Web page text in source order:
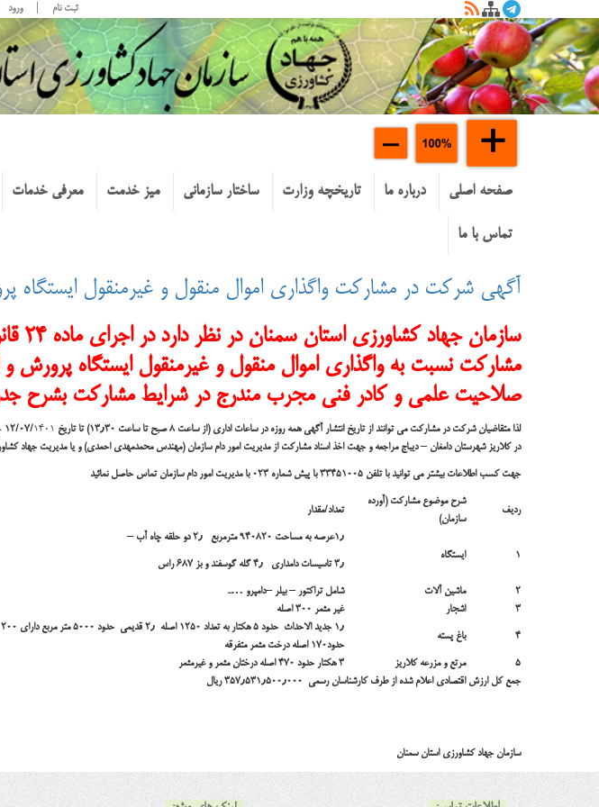
ثبت نام ورود
صفحه اصلی درباره ما تاریخچه وزارت ساختار سازمانی میز خدمت معرفی خدمات
تماس با ما
آگهي شركت در مشارکت واگذاری اموال منقول و غیرمنقول ایستگاه
مشارکت نسبت بهواگذاری اموال منقول و غیرمنقول ایستگاه
صلاحیت علمی و کادر فنی مجرب مندرج در شرایط مشارکت بشرح
لذا متقاضيان شركت در مشارکت مي توانند از تاریخ انتشار آگهي همه روزه در ساعات اداري (از ساعت ۸ صبح تا ساعت ۱۳٫۳۰) تا تاریخ ۱۲/۰۷/ ۱۴۰۱ جهت بازدید با هماهنگی کارشناس ایستگاه (آقای شهزاد به شماره : ۰۹۱۲۶۳۱۱۶۳۴ ) به آدرس : دامغان – کیلومتر ۱۵ جاده معلمان
در کلاریز شهرستان دامغان –دیباج مراجعه و جهت اخذ اسناد مشارکت از مدیریت امور دام سازمان (مهندس محمدمهدی احمدی) و یا مدیریت جهاد
جهت كسب اطلاعات بيشتر مي توانيد با تلفن ۳۳۴۵۱۰۰۵ با پيش شماره ۰۲۳ با مدیریت امور دام سازمان تماس حاصل نمائيد
رديف
شرح موضوع مشارکت (آورده
سازمان)
تعداد/مقدار
۱ ایستگاه
۱٫عرصه به مساحت ۹۴۰۸۲۰ مترمربع ۲٫ دو حلقه چاه آب –
۳٫ تاسیسات دامداری ۴٫ گله گوسفند و بز ۶۸۷ راس
۲ ماشین آلات شامل تراکتور – بیلر –دامپرو …..
۳
اشجار غیر مثمر ۳۰۰ اصله
۴ باغ پسته
حدود۱۷۰ اصله درخت مثمر متفرقه
۵
مرتع و مزرعه کلاریز
۳ هکتار حدود ۴۷۰ اصله درختان مثمر و غیرمثمر
جمع کل ارزش اقتصادی اعلام شده از طرف کارشناسان رسمی ۳۵۷٫۵۳۱٫۵۰۰٫۰۰۰ریال
سازمان جهاد کشاورزی استان سمنان